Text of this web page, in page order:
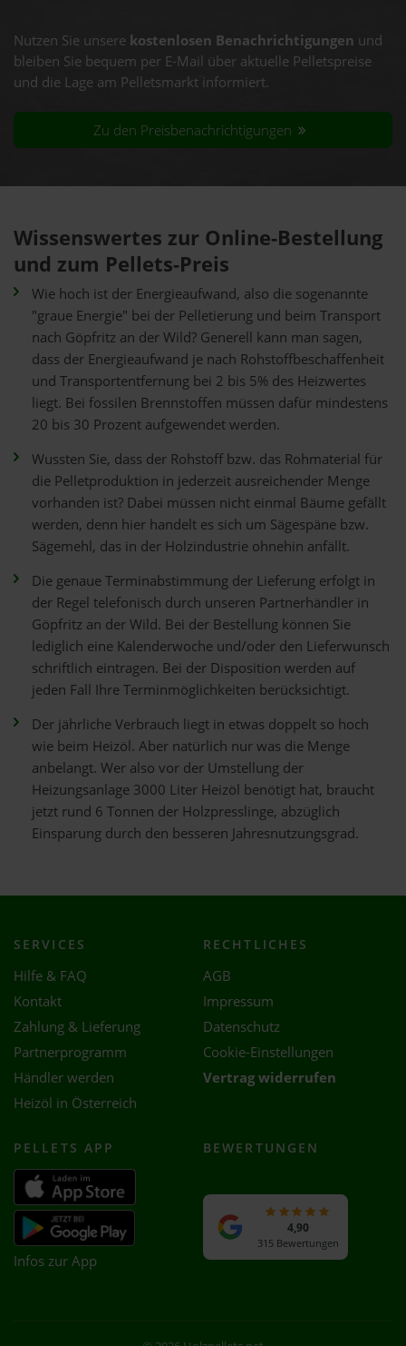
Nutzen Sie unsere kostenlosen Benachrichtigungen und
bleiben Sie bequem per E-Mail über aktuelle Pelletspreise
und die Lage am Pelletsmarkt informiert.
Zu den Preisbenachrichtigungen
Wissenswertes zur Online-Bestellung
und zum Pellets-Preis
Wie hoch ist der Energieaufwand, also die sogenannte
"graue Energie" bei der Pelletierung und beim Transport
nach Göpfritz an der Wild? Generell kann man sagen,
dass der Energieaufwand je nach Rohstoffbeschaffenheit
und Transportentfernung bei 2 bis 5% des Heizwertes
liegt. Bei fossilen Brennstoffen müssen dafür mindestens
20 bis 30 Prozent aufgewendet werden.
Wussten Sie, dass der Rohstoff bzw. das Rohmaterial für
die Pelletproduktion in jederzeit ausreichender Menge
vorhanden ist? Dabei müssen nicht einmal Bäume gefällt
werden, denn hier handelt es sich um Sägespäne bzw.
Sägemehl, das in der Holzindustrie ohnehin anfällt.
Die genaue Terminabstimmung der Lieferung erfolgt in
der Regel telefonisch durch unseren Partnerhändler in
Göpfritz an der Wild. Bei der Bestellung können Sie
lediglich eine Kalenderwoche und/oder den Lieferwunsch
schriftlich eintragen. Bei der Disposition werden auf
jeden Fall Ihre Terminmöglichkeiten berücksichtigt.
Der jährliche Verbrauch liegt in etwas doppelt so hoch
wie beim Heizöl. Aber natürlich nur was die Menge
anbelangt. Wer also vor der Umstellung der
Heizungsanlage 3000 Liter Heizöl benötigt hat, braucht
jetzt rund 6 Tonnen der Holzpresslinge, abzüglich
Einsparung durch den besseren Jahresnutzungsgrad.
SERVICES
Hilfe & FAQ
Kontakt
Zahlung & Lieferung
Partnerprogramm
Händler werden
Heizöl in Österreich
RECHTLICHES
AGB
Impressum
Datenschutz
Cookie-Einstellungen
Vertrag widerrufen
PELLETS APP
Infos zur App
BEWERTUNGEN
4,90
315 Bewertungen